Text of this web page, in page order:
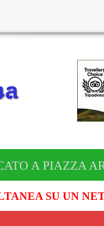
A PIAZZA
SU UN